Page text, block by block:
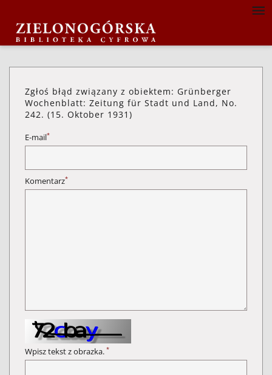
Zgłoś błąd związany z obiektem: Grünberger
Wochenblatt: Zeitung für Stadt und Land, No.
242. (15. Oktober 1931)
E-mail*
Komentarz*
Wpisz tekst z obrazka. *